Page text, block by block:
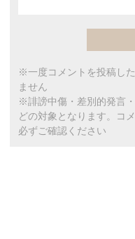
※一度コメントを投稿し
ません
※誹謗中傷・差別的発言
どの対象となります。コ
必ずご確認ください